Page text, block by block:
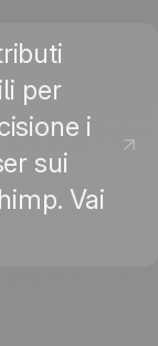
per
i
sui
Vai